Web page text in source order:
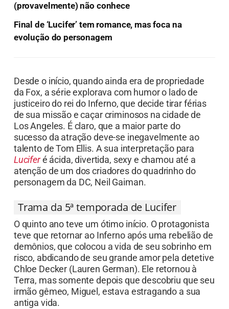
(provavelmente) não conhece
Final de ‘Lucifer’ tem romance, mas foca na
evolução do personagem
Desde o início, quando ainda era de propriedade
da Fox, a série explorava com humor o lado de
justiceiro do rei do Inferno, que decide tirar férias
de sua missão e caçar criminosos na cidade de
Los Angeles. É claro, que a maior parte do
sucesso da atração deve-se inegavelmente ao
talento de Tom Ellis. A sua interpretação para
Luciferé ácida, divertida, sexy e chamou até a
atenção de um dos criadores do quadrinho do
personagem da DC, Neil Gaiman.
Trama da 5ª temporada de Lucifer
O quinto ano teve um ótimo início. O protagonista
teve que retornar ao Inferno após uma rebelião de
demônios, que colocou a vida de seu sobrinho em
risco, abdicando de seu grande amor pela detetive
Chloe Decker (Lauren German). Ele retornou à
Terra, mas somente depois que descobriu que seu
irmão gêmeo, Miguel, estava estragando a sua
antiga vida.